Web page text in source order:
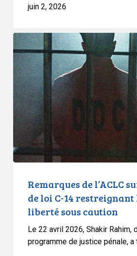
sous
caution
juin 2, 2026
Remarques
de
l’ACLC
sur
le
projet
de
loi
C-
14
restreignant
mise
liberté
sous
caution
Remarques de l’ACLC
de loi C-14 restreignant
liberté sous caution
Le 22 avril 2026, Shakir Rahim,
programme de justice pénale,